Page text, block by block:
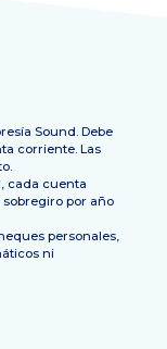
Sound. Debe
corriente. Las
cada cuenta
por año
personales,
ni